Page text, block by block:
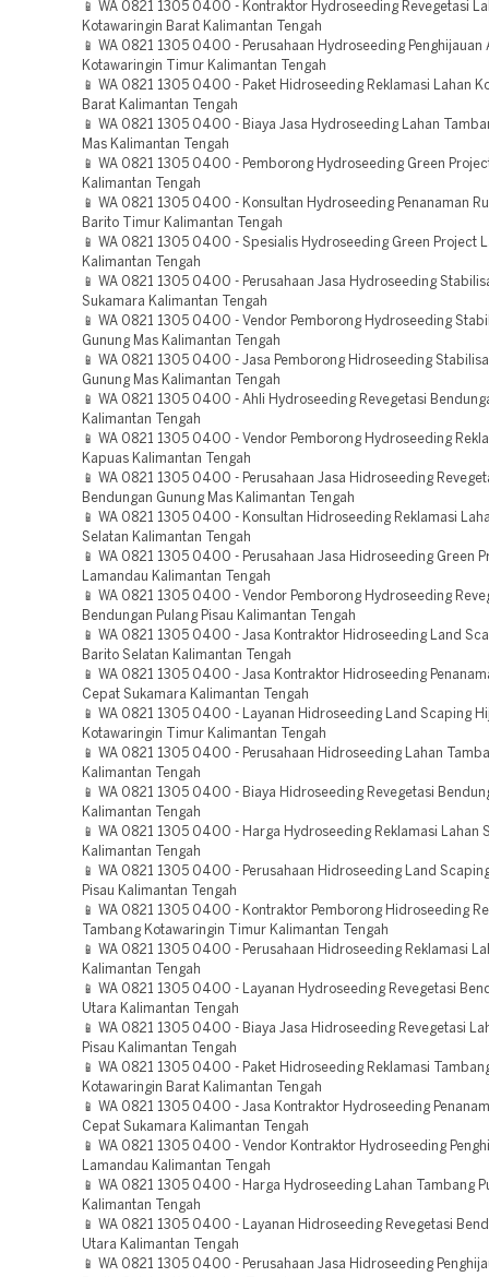
📱 WA 0821 1305 0400 - Kontraktor Hydroseeding Revegetasi
Kotawaringin Barat Kalimantan Tengah
📱 WA 0821 1305 0400 - Perusahaan Hydroseeding Penghijauan
Kotawaringin Timur Kalimantan Tengah
📱 WA 0821 1305 0400 - Paket Hidroseeding Reklamasi Lahan
Barat Kalimantan Tengah
📱 WA 0821 1305 0400 - Biaya Jasa Hydroseeding Lahan
Mas Kalimantan Tengah
📱 WA 0821 1305 0400 - Pemborong Hydroseeding Green
Kalimantan Tengah
📱 WA 0821 1305 0400 - Konsultan Hydroseeding Penanaman
Barito Timur Kalimantan Tengah
📱 WA 0821 1305 0400 - Spesialis Hydroseeding Green Project
Kalimantan Tengah
📱 WA 0821 1305 0400 - Perusahaan Jasa Hydroseeding
Sukamara Kalimantan Tengah
📱 WA 0821 1305 0400 - Vendor Pemborong Hydroseeding
Gunung Mas Kalimantan Tengah
📱 WA 0821 1305 0400 - Jasa Pemborong Hidroseeding
Gunung Mas Kalimantan Tengah
📱 WA 0821 1305 0400 - Ahli Hydroseeding Revegetasi
Kalimantan Tengah
📱 WA 0821 1305 0400 - Vendor Pemborong Hydroseeding
Kapuas Kalimantan Tengah
📱 WA 0821 1305 0400 - Perusahaan Jasa Hidroseeding
Bendungan Gunung Mas Kalimantan Tengah
📱 WA 0821 1305 0400 - Konsultan Hidroseeding Reklamasi
Selatan Kalimantan Tengah
📱 WA 0821 1305 0400 - Perusahaan Jasa Hidroseeding Green
Lamandau Kalimantan Tengah
📱 WA 0821 1305 0400 - Vendor Pemborong Hydroseeding
Bendungan Pulang Pisau Kalimantan Tengah
📱 WA 0821 1305 0400 - Jasa Kontraktor Hidroseeding Land
Barito Selatan Kalimantan Tengah
📱 WA 0821 1305 0400 - Jasa Kontraktor Hidroseeding
Cepat Sukamara Kalimantan Tengah
📱 WA 0821 1305 0400 - Layanan Hidroseeding Land Scaping
Kotawaringin Timur Kalimantan Tengah
📱 WA 0821 1305 0400 - Perusahaan Hidroseeding Lahan
Kalimantan Tengah
📱 WA 0821 1305 0400 - Biaya Hidroseeding Revegetasi
Kalimantan Tengah
📱 WA 0821 1305 0400 - Harga Hydroseeding Reklamasi Lahan
Kalimantan Tengah
📱 WA 0821 1305 0400 - Perusahaan Hidroseeding Land
Pisau Kalimantan Tengah
📱 WA 0821 1305 0400 - Kontraktor Pemborong Hidroseeding
Tambang Kotawaringin Timur Kalimantan Tengah
📱 WA 0821 1305 0400 - Perusahaan Hidroseeding Reklamasi
Kalimantan Tengah
📱 WA 0821 1305 0400 - Layanan Hydroseeding Revegetasi
Utara Kalimantan Tengah
📱 WA 0821 1305 0400 - Biaya Jasa Hidroseeding Revegetasi
Pisau Kalimantan Tengah
📱 WA 0821 1305 0400 - Paket Hidroseeding Reklamasi
Kotawaringin Barat Kalimantan Tengah
📱 WA 0821 1305 0400 - Jasa Kontraktor Hydroseeding
Cepat Sukamara Kalimantan Tengah
📱 WA 0821 1305 0400 - Vendor Kontraktor Hydroseeding
Lamandau Kalimantan Tengah
📱 WA 0821 1305 0400 - Harga Hydroseeding Lahan Tambang
Kalimantan Tengah
📱 WA 0821 1305 0400 - Layanan Hidroseeding Revegetasi
Utara Kalimantan Tengah
📱 WA 0821 1305 0400 - Perusahaan Jasa Hidroseeding